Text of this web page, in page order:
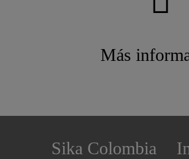
Más
Sika Colombia